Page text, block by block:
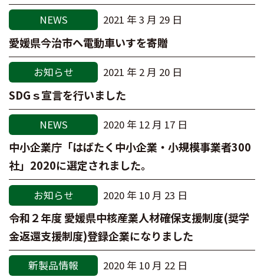
NEWS 2021 年 3 月 29 日
愛媛県今治市へ電動車いすを寄贈
お知らせ 2021 年 2 月 20 日
SDGｓ宣言を行いました
NEWS 2020 年 12 月 17 日
中小企業庁「はばたく中小企業・小規模事業者300
社」2020に選定されました。
お知らせ 2020 年 10 月 23 日
令和２年度 愛媛県中核産業人材確保支援制度(奨学
金返還支援制度)登録企業になりました
新製品情報 2020 年 10 月 22 日